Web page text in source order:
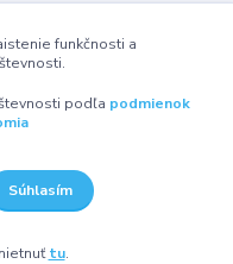
funkčnosti a
podľa podmienok
Súhlasím
tu.